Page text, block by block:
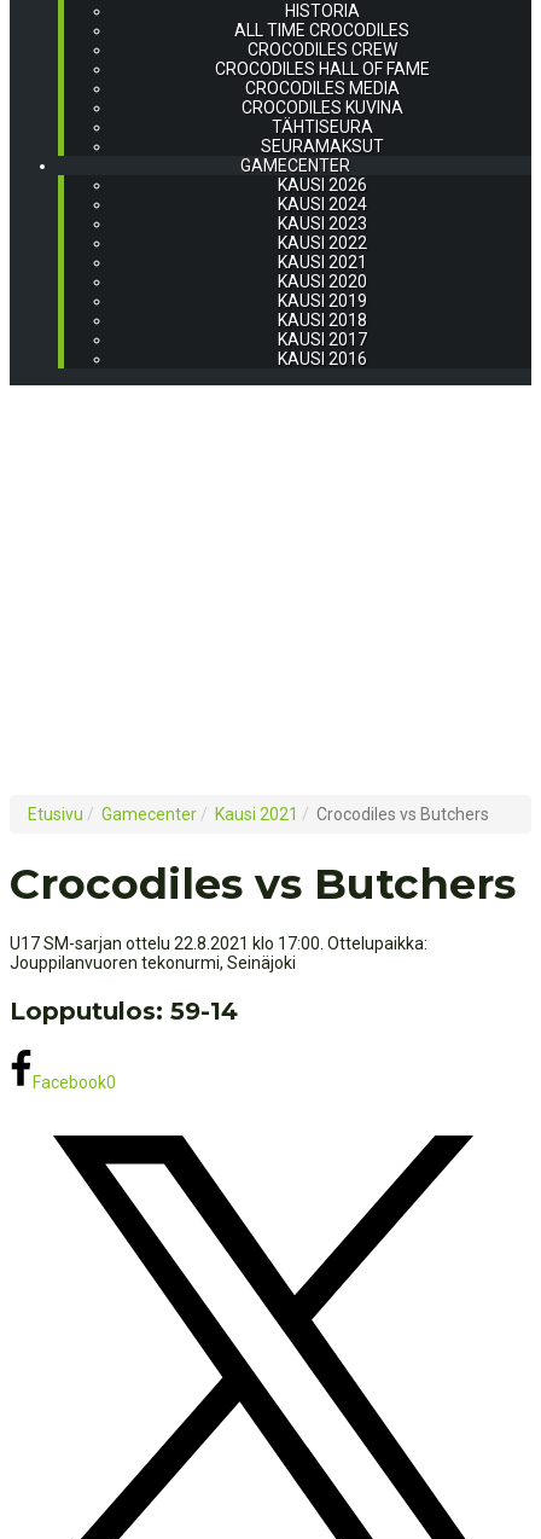
HISTORIA
ALL TIME CROCODILES
CROCODILES CREW
CROCODILES HALL OF FAME
CROCODILES MEDIA
CROCODILES KUVINA
TÄHTISEURA
SEURAMAKSUT
GAMECENTER
KAUSI 2026
KAUSI 2024
KAUSI 2023
KAUSI 2022
KAUSI 2021
KAUSI 2020
KAUSI 2019
KAUSI 2018
KAUSI 2017
KAUSI 2016
Etusivu / Gamecenter / Kausi 2021 / Crocodiles vs Butchers
Crocodiles vs Butchers
U17 SM-sarjan ottelu 22.8.2021 klo 17:00. Ottelupaikka:
Jouppilanvuoren tekonurmi, Seinäjoki
Lopputulos: 59-14
Facebook0